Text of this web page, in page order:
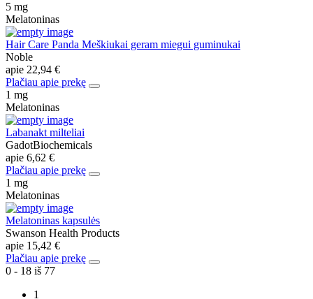
5 mg
Melatoninas
Hair Care Panda Meškiukai geram miegui guminukai
Noble
apie 22,94 €
Plačiau apie prekę
1 mg
Melatoninas
Labanakt milteliai
GadotBiochemicals
apie 6,62 €
Plačiau apie prekę
1 mg
Melatoninas
Melatoninas kapsulės
Swanson Health Products
apie 15,42 €
Plačiau apie prekę
0 - 18 iš 77
1